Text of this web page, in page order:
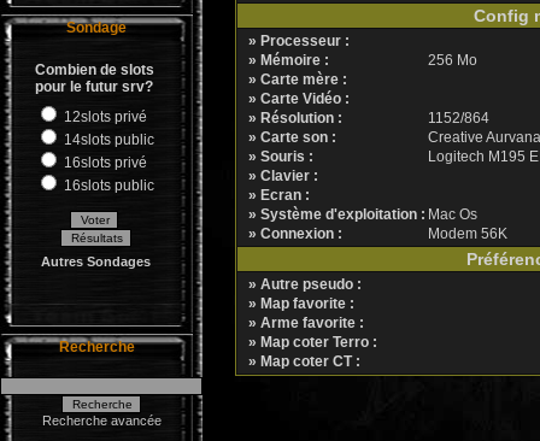
Sondage
Combien de slots
pour le futur srv?
12slots privé
14slots public
16slots privé
16slots public
Autres Sondages
Recherche
Recherche avancée
Config
» Processeur :
» Mémoire :
256 Mo
» Carte mère :
» Carte Vidéo :
» Résolution :
1152/864
» Carte son :
Creative
» Souris :
Logitech M195
» Clavier :
» Ecran :
» Système d'exploitation : Mac Os
» Connexion :
Modem 56K
» Autre pseudo :
» Map favorite :
» Arme favorite :
» Map coter Terro :
» Map coter CT :